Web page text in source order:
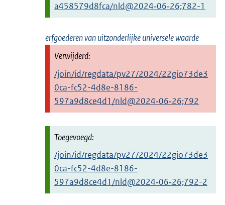
a458579d8fca/nld@2024‑06‑26;782-1
erfgoederen van uitzonderlijke universele waarde
/join/id/regdata/pv27/2024/22gio73de3
0ca-fc52-4d8e-8186-
597a9d8ce4d1/nld@2024‑06‑26;792
/join/id/regdata/pv27/2024/22gio73de3
0ca-fc52-4d8e-8186-
597a9d8ce4d1/nld@2024‑06‑26;792-2